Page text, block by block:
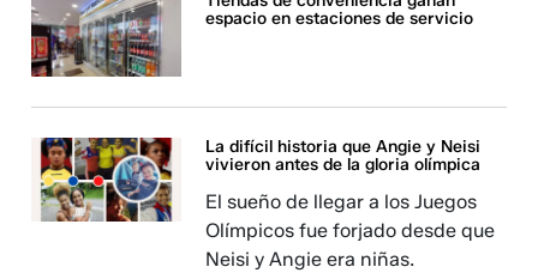
espacio en estaciones de servicio
La difícil historia que Angie y Neisi
vivieron antes de la gloria olímpica
El sueño de llegar a los Juegos
Olímpicos fue forjado desde que
Neisi y Angie era niñas.